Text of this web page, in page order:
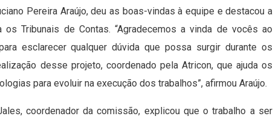
Pereira Araújo, deu as boas-vindas à equipe e destacou a
Tribunais de Contas. “Agradecemos a vinda de vocês ao
esclarecer qualquer dúvida que possa surgir durante os
desse projeto, coordenado pela Atricon, que ajuda os
para evoluir na execução dos trabalhos”, afirmou Araújo.
coordenador da comissão, explicou que o trabalho a ser